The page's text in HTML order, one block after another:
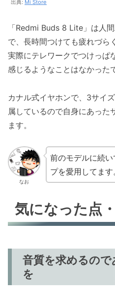
出典: Mi Store
「Redmi Buds 8 Lite」は人
で、長時間つけても疲れづら
実際にテレワークでつけっぱ
感じるようなことはなかった
カナル式イヤホンで、3サイ
属しているので自身にあった
ます。
なお
前のモデルに続
プを愛用してます
気になった点
音質を求めるの
を